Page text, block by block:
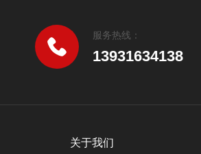
服务热线：
13931634138
关于我们